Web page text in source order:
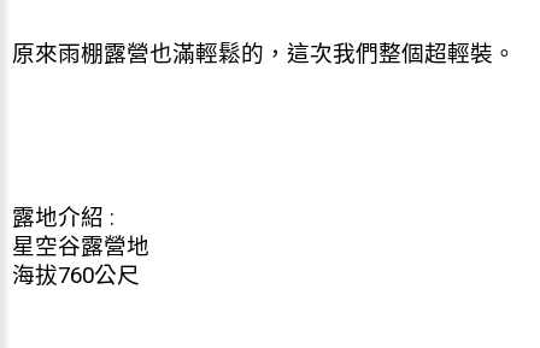
原來雨棚露營也滿輕鬆的，這次我們整個超輕裝。
露地介紹 :
星空谷露營地
海拔760公尺